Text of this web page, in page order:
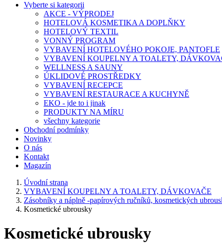
Vyberte si kategorii
AKCE - VÝPRODEJ
HOTELOVÁ KOSMETIKA A DOPLŇKY
HOTELOVÝ TEXTIL
VONNÝ PROGRAM
VYBAVENÍ HOTELOVÉHO POKOJE, PANTOFLE
VYBAVENÍ KOUPELNY A TOALETY,
WELLNESS A SAUNY
ÚKLIDOVÉ PROSTŘEDKY
VYBAVENÍ RECEPCE
VYBAVENÍ RESTAURACE A KUCHYNĚ
EKO - jde to i jinak
PRODUKTY NA MÍRU
všechny kategorie
Obchodní podmínky
Novinky
O nás
Kontakt
Magazín
Úvodní strana
VYBAVENÍ KOUPELNY A TOALETY, DÁVKOVAČE
Zásobníky a náplně -papírových ručníků, kosmetických
Kosmetické ubrousky
Kosmetické ubrousky